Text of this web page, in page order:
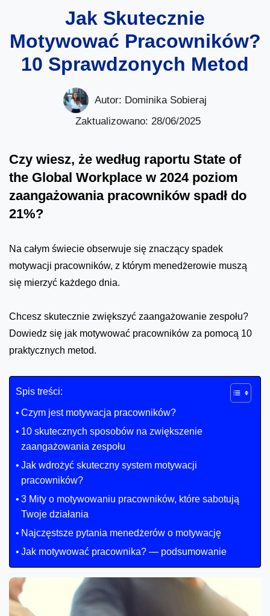
Jak Skutecznie
Motywować Pracowników?
10 Sprawdzonych Metod
Autor: Dominika Sobieraj
Zaktualizowano: 28/06/2025
Czy wiesz, że według raportu State of
the Global Workplace w 2024 poziom
zaangażowania pracowników spadł do
21%?
Na całym świecie obserwuje się znaczący spadek
motywacji pracowników, z którym menedżerowie muszą
się mierzyć każdego dnia.
Chcesz skutecznie zwiększyć zaangażowanie zespołu?
Dowiedz się jak motywować pracowników za pomocą 10
praktycznych metod.
Spis treści:
Czym jest motywacja pracowników?
10 skutecznych sposobów na zwiększenie
zaangażowania zespołu
Jak wdrożyć skuteczny system motywacji
pracowników?
3 Mity o motywowaniu pracowników, które sabotują
Twoje działania
Najczęstsze pytania menedżerów o motywację
Jak motywować pracownika? — podsumowanie